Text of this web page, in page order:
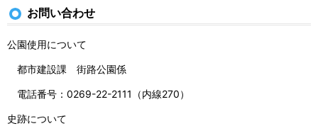
お問い合わせ
公園使用について
都市建設課 街路公園係
電話番号：0269-22-2111（内線270）
史跡について